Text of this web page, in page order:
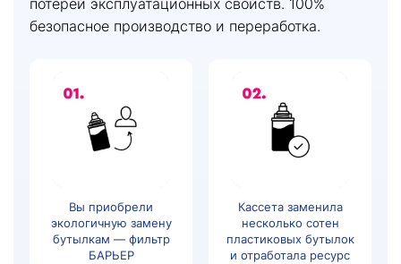
потерей эксплуатационных свойств. 100%
безопасное производство и переработка.
Вы приобрели
экологичную замену
бутылкам — фильтр
БАРЬЕР
Кассета заменила
несколько сотен
пластиковых бутылок
и отработала ресурс